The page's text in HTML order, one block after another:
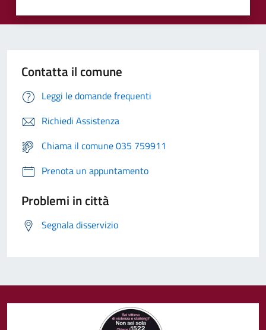
Contatta il comune
Leggi le domande frequenti
Richiedi Assistenza
Chiama il comune 035 759911
Prenota un appuntamento
Problemi in città
Segnala disservizio